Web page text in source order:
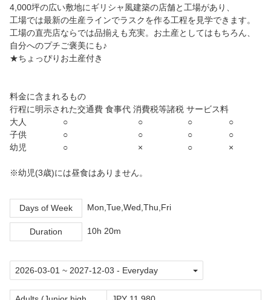
4,000坪の広い敷地にギリシャ風建築の店舗と工場があり、
工場では最新の生産ラインでラスクを作る工程を見学できます。
工場の直売店ならでは品揃えも充実。お土産としてはもちろん、
自分へのプチご褒美にも♪
★ちょっぴりお土産付き
料金に含まれるもの
行程に明示された交通費 食事代 消費税等諸税 サービス料
大人 ○ ○ ○ ○
子供 ○ ○ ○ ○
幼児 ○ × ○ ×
※幼児(3歳)には昼食はありません。
Days of Week Mon,Tue,Wed,Thu,Fri
Duration 10h 20m